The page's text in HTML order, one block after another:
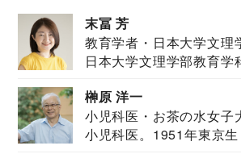
末冨 芳
教育学者・日本大学文理
日本大学文理学部教育学
榊原 洋一
小児科医・お茶の水女子
小児科医。1951年東京